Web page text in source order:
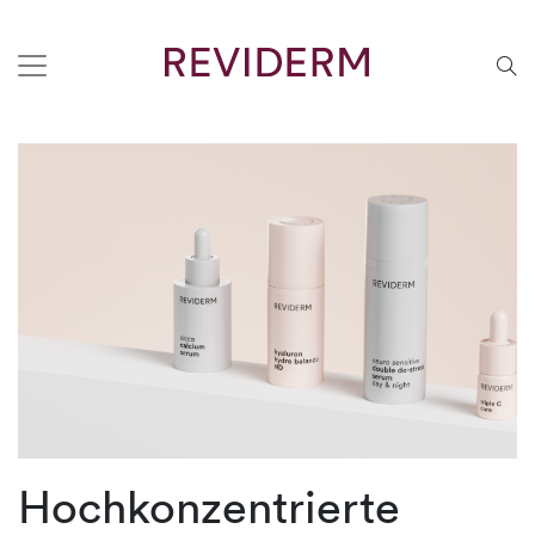
Hochkonzentrierte